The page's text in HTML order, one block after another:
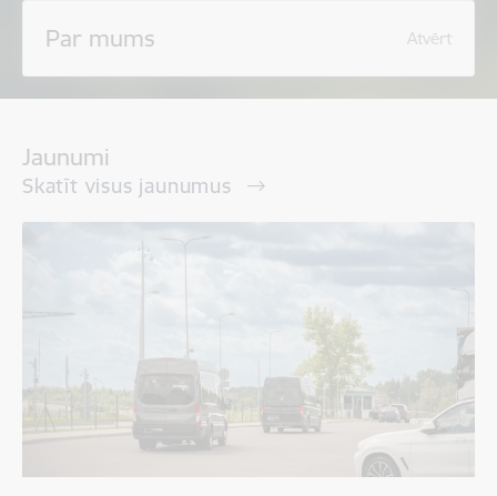
Par mums Atvērt
Jaunumi
Skatīt visus jaunumus